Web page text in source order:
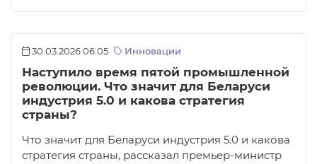
30.03.2026 06:05 Инновации
Наступило время пятой промышленной
революции. Что значит для Беларуси
индустрия 5.0 и какова стратегия
страны?
Что значит для Беларуси индустрия 5.0 и какова
стратегия страны, рассказал премьер-министр